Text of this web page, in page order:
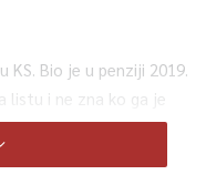
Bio je u penziji 2019.
listu i ne zna ko ga je
zapošljavanja u javnom
neregularnosti